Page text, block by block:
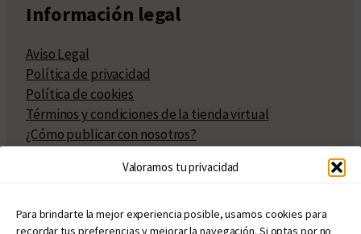
Valoramos tu privacidad
Para brindarte la mejor experiencia posible, usamos cookies para
recordar tus preferencias y mejorar la navegación. Si optas por no
Información legal
Aviso Legal
Política de privacidad
Política de cookies
Términos y condiciones de la tienda virtual
¿Cómo publicar con nosotros?
Políticas de publicación
Políticas de coedición